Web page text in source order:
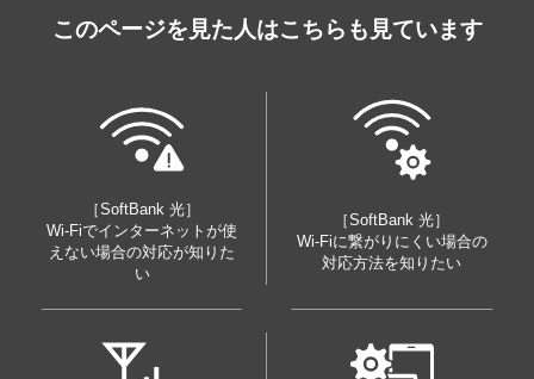
このページを見た人はこちらも見ています
［SoftBank 光］
Wi-Fiでインターネットが使
えない場合の対応が知りた
い
［SoftBank 光］
Wi-Fiに繋がりにくい場合の
対応方法を知りたい